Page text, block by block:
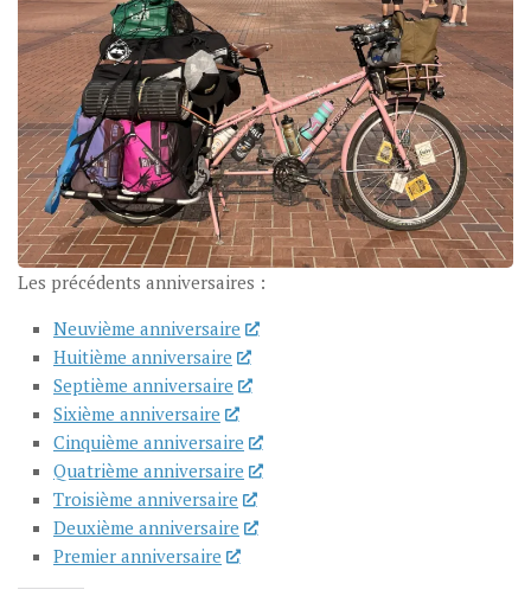
Les précédents anniversaires :
Neuvième anniversaire
Huitième anniversaire
Septième anniversaire
Sixième anniversaire
Cinquième anniversaire
Quatrième anniversaire
Troisième anniversaire
Deuxième anniversaire
Premier anniversaire